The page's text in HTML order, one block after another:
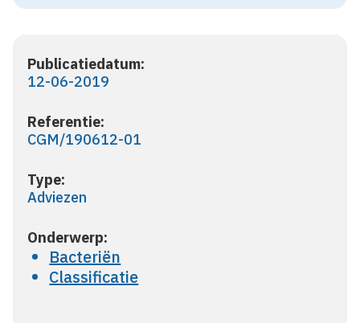
Publicatiedatum:
12-06-2019
Referentie:
CGM/190612-01
Type:
Adviezen
Onderwerp:
Bacteriën
Classificatie